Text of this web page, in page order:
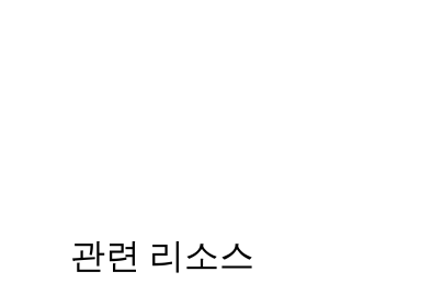
관련 리소스